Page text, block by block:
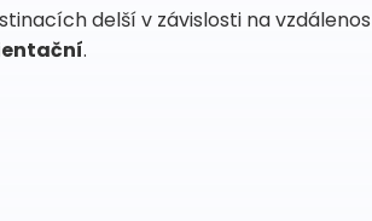
delší v závislosti na
.